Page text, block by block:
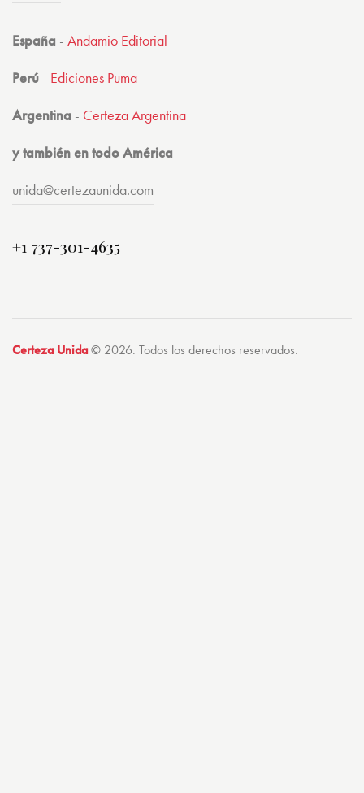
España - Andamio Editorial
Perú - Ediciones Puma
Argentina - Certeza Argentina
y también en todo América
unida@certezaunida.com
+1 737-301-4635
Certeza Unida© 2026. Todos los derechos reservados.